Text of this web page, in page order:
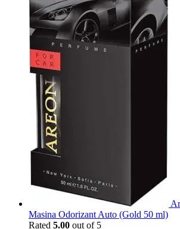
Masina Odorizant Auto (Gold 50 ml)
Rated 5.00 out of 5